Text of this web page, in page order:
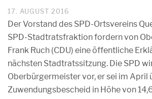
17. AUGUST 2016
Der Vorstand des SPD-Ortsvereins
SPD-Stadtratsfraktion fordern von
Frank Ruch (CDU) eine öffentliche
nächsten Stadtratssitzung. Die SPD
Oberbürgermeister vor, er sei im April
Zuwendungsbescheid in Höhe von